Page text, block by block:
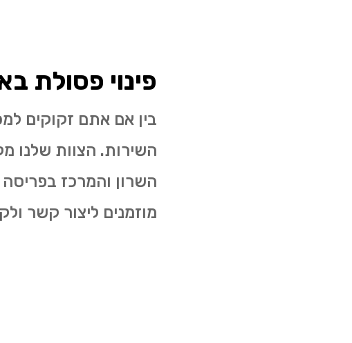
פינוי פסולת
בין אם אתם זקוקים
השירות. הצוות שלנו
השרון והמרכז
מוזמנים ליצור קשר